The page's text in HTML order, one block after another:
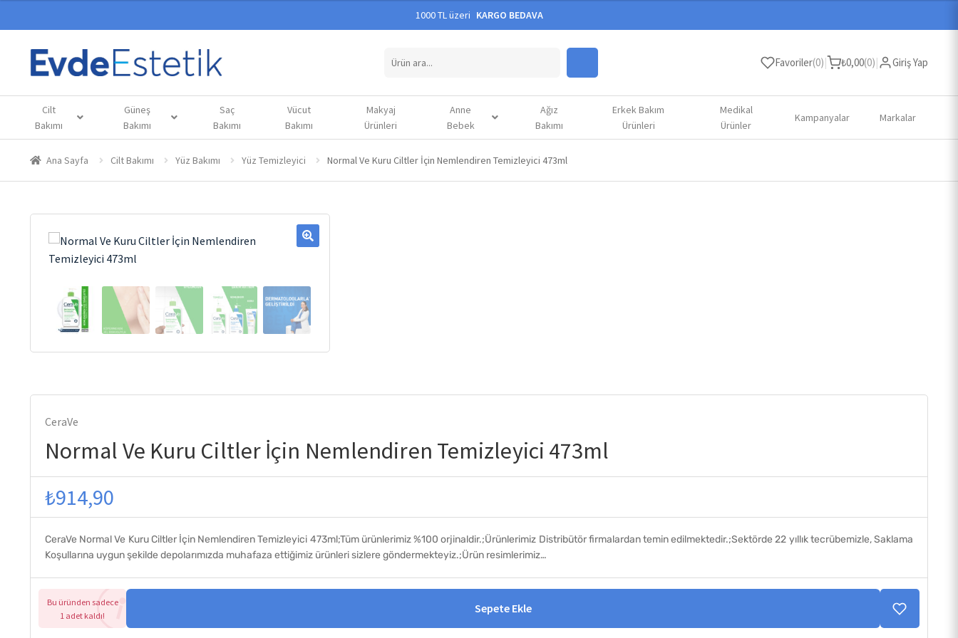
1000 TL üzeri KARGO BEDAVA
Favoriler(0)| ₺0,00(0)| Giriş Yap
Cilt
Bakımı
Güneş
Bakımı
Saç
Bakımı
Vücut
Bakımı
Makyaj
Ürünleri
Anne
Bebek
Ağız
Bakımı
Erkek Bakım
Ürünleri
Medikal
Ürünler
Kampanyalar Markalar
Ana Sayfa Cilt Bakımı Yüz Bakımı Yüz Temizleyici Normal Ve Kuru Ciltler İçin Nemlendiren Temizleyici 473ml
CeraVe
Normal Ve Kuru Ciltler İçin Nemlendiren Temizleyici 473ml
₺914,90
CeraVe Normal Ve Kuru Ciltler İçin Nemlendiren Temizleyici 473ml;Tüm ürünlerimiz %100 orjinaldir.;Ürünlerimiz Distribütör firmalardan temin edilmektedir.;Sektörde 22 yıllık tecrübemizle, Saklama
Koşullarına uygun şekilde depolarımızda muhafaza ettiğimiz ürünleri sizlere göndermekteyiz.;Ürün resimlerimiz…
Bu üründen sadece
1 adet kaldı!
Sepete Ekle